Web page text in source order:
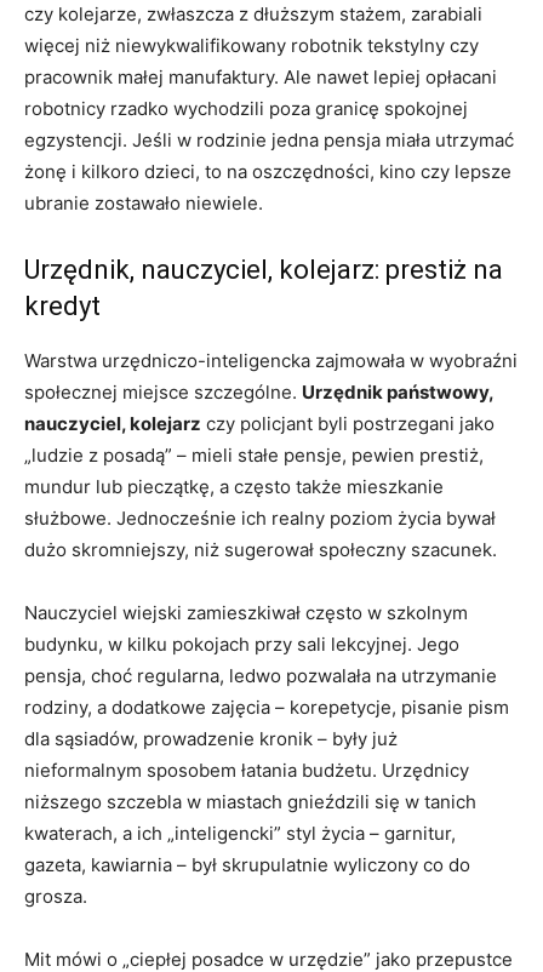
czy kolejarze, zwłaszcza z dłuższym stażem, zarabiali
więcej niż niewykwalifikowany robotnik tekstylny czy
pracownik małej manufaktury. Ale nawet lepiej opłacani
robotnicy rzadko wychodzili poza granicę spokojnej
egzystencji. Jeśli w rodzinie jedna pensja miała utrzymać
żonę i kilkoro dzieci, to na oszczędności, kino czy lepsze
ubranie zostawało niewiele.
Urzędnik, nauczyciel, kolejarz: prestiż na
kredyt
Warstwa urzędniczo-inteligencka zajmowała w wyobraźni
społecznej miejsce szczególne. Urzędnik państwowy,
nauczyciel, kolejarz czy policjant byli postrzegani jako
„ludzie z posadą” – mieli stałe pensje, pewien prestiż,
mundur lub pieczątkę, a często także mieszkanie
służbowe. Jednocześnie ich realny poziom życia bywał
dużo skromniejszy, niż sugerował społeczny szacunek.
Nauczyciel wiejski zamieszkiwał często w szkolnym
budynku, w kilku pokojach przy sali lekcyjnej. Jego
pensja, choć regularna, ledwo pozwalała na utrzymanie
rodziny, a dodatkowe zajęcia – korepetycje, pisanie pism
dla sąsiadów, prowadzenie kronik – były już
nieformalnym sposobem łatania budżetu. Urzędnicy
niższego szczebla w miastach gnieździli się w tanich
kwaterach, a ich „inteligencki” styl życia – garnitur,
gazeta, kawiarnia – był skrupulatnie wyliczony co do
grosza.
Mit mówi o „ciepłej posadce w urzędzie” jako przepustce